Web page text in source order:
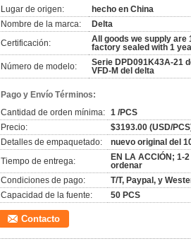
Lugar de origen:
hecho en China
Nombre de la marca:
Delta
Certificación:
All goods we supply are
factory sealed with 1
Número de modelo:
Serie DPD091K43A-21
VFD-M del delta
Pago y Envío Términos:
Cantidad de orden mínima: 1 /PCS
Precio:
$3193.00 (USD/
Detalles de empaquetado:
nuevo original del
Tiempo de entrega:
EN LA ACCIÓN; 1-
ordenar
Condiciones de pago:
T/T, Paypal, y
Capacidad de la fuente:
50 PCS
Contacto